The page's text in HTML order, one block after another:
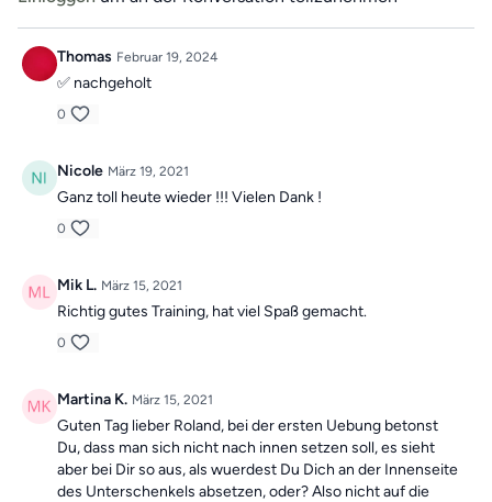
schmerzfreies, gesundes und bewegliches Leben
integrierst dievoneinander unabhängigen Übungseinheiten
flexibel in deinen Alltag. Falls du also mal ein Training verpasst,
machst du einfach am nächsten Tag mit der neuen Übung weiter.
Du findest die einzelnen Videos immer direkt oben auf der
Startseite des Premium-Übungsbereiches
sind dort immer eine Woche für dich gespeichert.
Thomas Februar 19, 2024
✅️ nachgeholt
0
Nicole März 19, 2021
Ganz toll heute wieder !!! Vielen Dank !
0
Mik L. März 15, 2021
Richtig gutes Training, hat viel Spaß gemacht.
0
Martina K. März 15, 2021
Guten Tag lieber Roland, bei der ersten Uebung betonst
Du, dass man sich nicht nach innen setzen soll, es sieht
aber bei Dir so aus, als wuerdest Du Dich an der Innenseite
des Unterschenkels absetzen, oder? Also nicht auf die